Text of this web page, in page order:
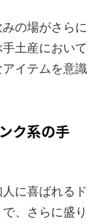
の場がさらに
土産において
イテムを意識
ク系の手
に喜ばれるド
、さらに盛り